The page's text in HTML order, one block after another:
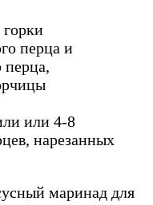
перца и
перца,
или 4-8
нарезанных
маринад для